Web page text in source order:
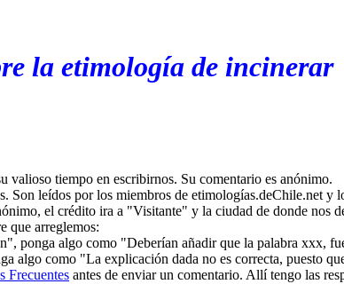
la etimología de incinerar
valioso tiempo en escribirnos. Su comentario es anónimo.
Son leídos por los miembros de etimologías.deChile.net y
el crédito ira a "Visitante" y la ciudad de donde nos
que arreglemos:
ponga algo como "Deberían añadir que la palabra xxx,
algo como "La explicación dada no es correcta, puesto
Frecuentes antes de enviar un comentario. Allí tengo las